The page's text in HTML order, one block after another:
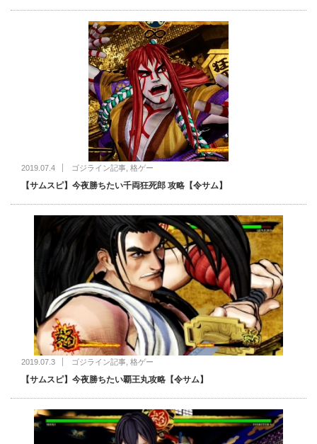
2019.07.4 ゴジライン記事 格ゲー
【サムスピ】今夜勝ちたい千両狂死郎 攻略【令サム】
2019.07.3 ゴジライン記事 格ゲー
【サムスピ】今夜勝ちたい覇王丸攻略【令サム】